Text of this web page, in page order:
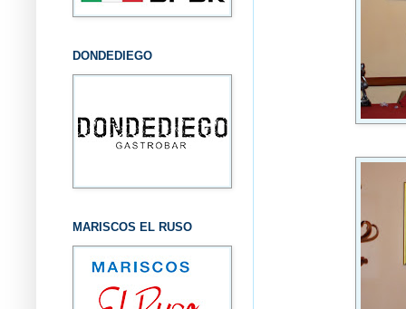
DONDEDIEGO
MARISCOS EL RUSO